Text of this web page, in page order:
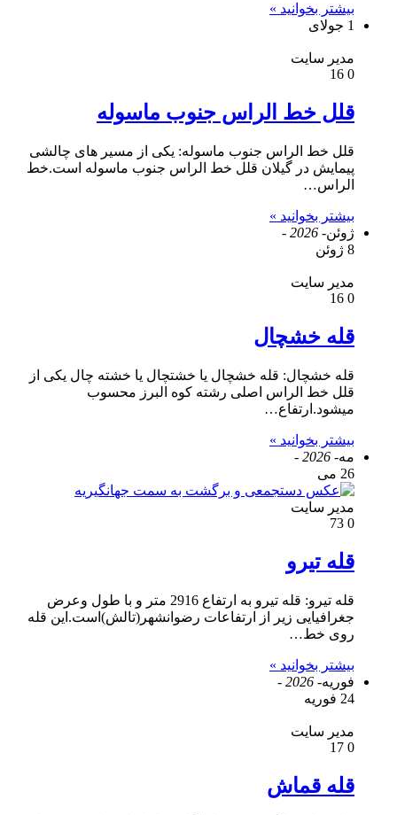
بیشتر بخوانید »
1 جولای
مدیر سایت
0
قلل خط الراس جنوب ماسوله
قلل خط الراس جنوب ماسوله: یکی از مسیر های چالشی
پیمایش در گیلان قلل خط الراس جنوب ماسوله است.خط
الراس…
بیشتر بخوانید »
ژوئن- 2026 -
8 ژوئن
مدیر سایت
0
قله خشچال
قله خشچال: قله خشچال یا خشتچال یا خشته چال یکی از
قلل خط الراس اصلی رشته کوه البرز محسوب
میشود.ارتفاع…
بیشتر بخوانید »
مه- 2026 -
26 می
مدیر سایت
0
قله تیرو
قله تیرو: قله تیرو به ارتفاع 2916 متر و با طول وعرض
جغرافیایی زیر از ارتفاعات رضوانشهر(تالش)است.این قله
روی خط…
بیشتر بخوانید »
فوریه- 2026 -
24 فوریه
مدیر سایت
0
قله قماش